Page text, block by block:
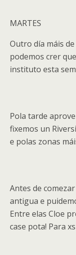
MARTES
Outro día máis
podemos crer
instituto esta
Pola tarde
fixemos un
e polas zonas
Antes de
antigua e
Entre elas Cloe
case pota! Para